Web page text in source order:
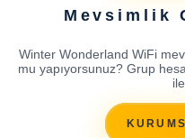
Mevsimlik
Winter Wonderland WiFi
mu yapıyorsunuz? Grup